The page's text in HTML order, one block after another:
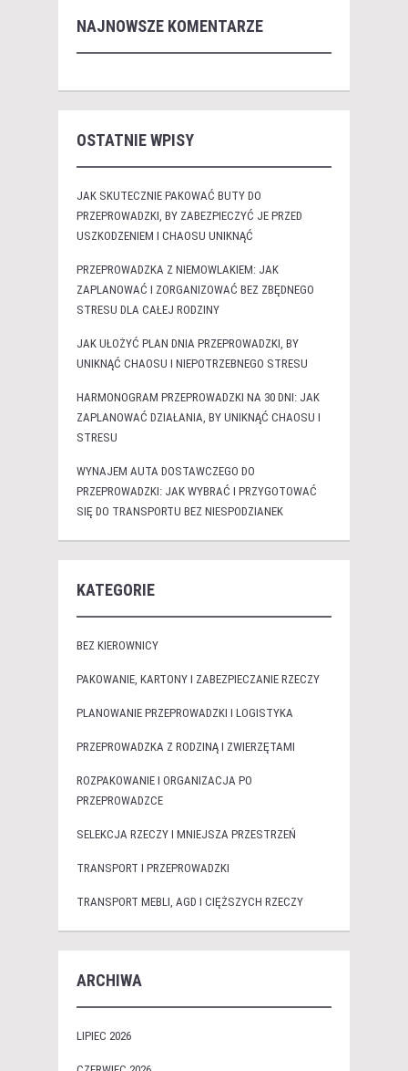
NAJNOWSZE KOMENTARZE
OSTATNIE WPISY
JAK SKUTECZNIE PAKOWAĆ BUTY DO
PRZEPROWADZKI, BY ZABEZPIECZYĆ JE PRZED
USZKODZENIEM I CHAOSU UNIKNĄĆ
PRZEPROWADZKA Z NIEMOWLAKIEM: JAK
ZAPLANOWAĆ I ZORGANIZOWAĆ BEZ ZBĘDNEGO
STRESU DLA CAŁEJ RODZINY
JAK UŁOŻYĆ PLAN DNIA PRZEPROWADZKI, BY
UNIKNĄĆ CHAOSU I NIEPOTRZEBNEGO STRESU
HARMONOGRAM PRZEPROWADZKI NA 30 DNI: JAK
ZAPLANOWAĆ DZIAŁANIA, BY UNIKNĄĆ CHAOSU I
STRESU
WYNAJEM AUTA DOSTAWCZEGO DO
PRZEPROWADZKI: JAK WYBRAĆ I PRZYGOTOWAĆ
SIĘ DO TRANSPORTU BEZ NIESPODZIANEK
KATEGORIE
BEZ KIEROWNICY
PAKOWANIE, KARTONY I ZABEZPIECZANIE RZECZY
PLANOWANIE PRZEPROWADZKI I LOGISTYKA
PRZEPROWADZKA Z RODZINĄ I ZWIERZĘTAMI
ROZPAKOWANIE I ORGANIZACJA PO
PRZEPROWADZCE
SELEKCJA RZECZY I MNIEJSZA PRZESTRZEŃ
TRANSPORT I PRZEPROWADZKI
TRANSPORT MEBLI, AGD I CIĘŻSZYCH RZECZY
ARCHIWA
LIPIEC 2026